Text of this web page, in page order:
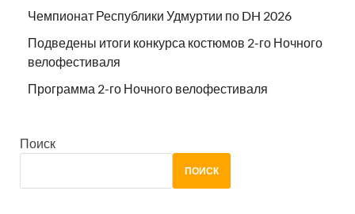
Чемпионат Республики Удмуртии по DH 2026
Подведены итоги конкурса костюмов 2-го Ночного
велофестиваля
Программа 2-го Ночного велофестиваля
Поиск
ПОИСК